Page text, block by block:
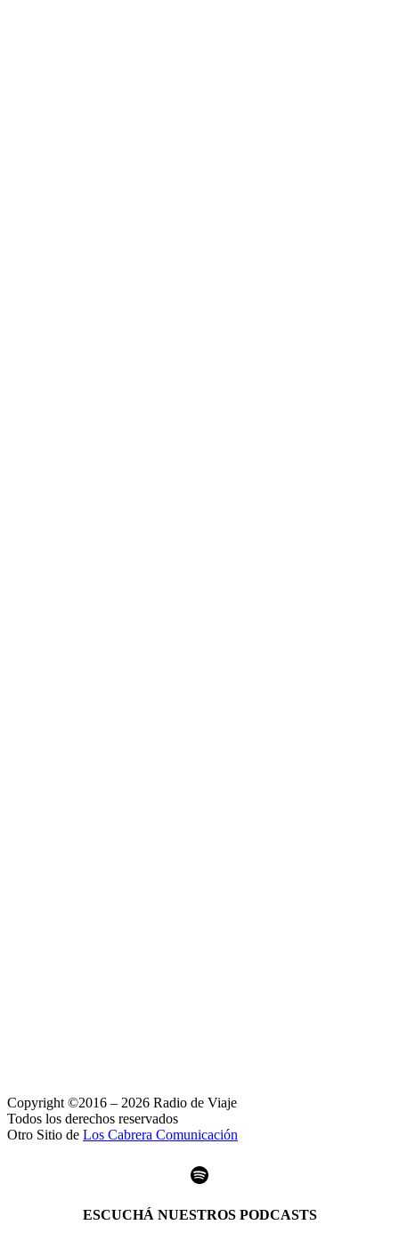
Copyright ©2016 – 2026 Radio de Viaje
Todos los derechos reservados
Otro Sitio de Los Cabrera Comunicación
Spotify
ESCUCHÁ NUESTROS PODCASTS